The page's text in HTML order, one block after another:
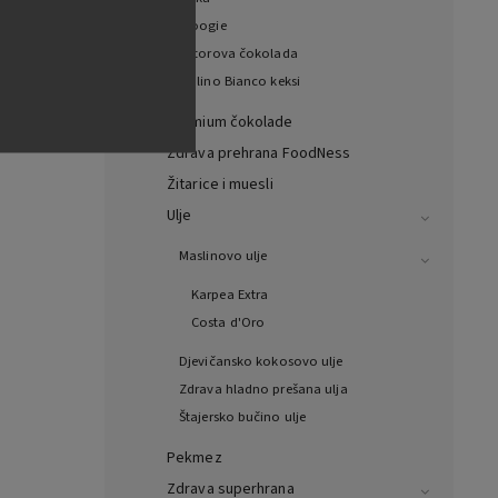
Woogie
Witorova čokolada
Mulino Bianco keksi
Premium čokolade
Zdrava prehrana FoodNess
Žitarice i muesli
Ulje
Maslinovo ulje
Karpea Extra
Costa d'Oro
Djevičansko kokosovo ulje
Zdrava hladno prešana ulja
Štajersko bučino ulje
Pekmez
Zdrava superhrana